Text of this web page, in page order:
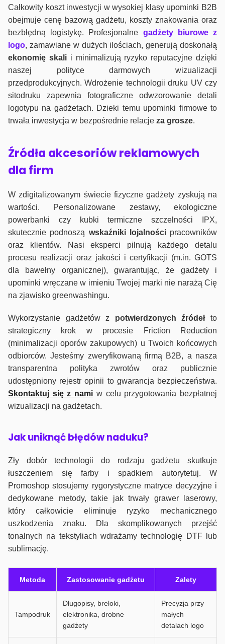
Całkowity koszt inwestycji w wysokiej klasy upominki B2B
obejmuje cenę bazową gadżetu, koszty znakowania oraz
bezbłędną logistykę. Profesjonalne gadżety biurowe z
logo, zamawiane w dużych ilościach, generują doskonałą
ekonomię skalii minimalizują ryzyko reputacyjne dzięki
naszej polityce darmowych wizualizacji
przedprodukcyjnych. Wdrożenie technologii druku UV czy
sitodruku zapewnia fotograficzne odwzorowanie detali
logotypu na gadżetach. Dzieki temu upominki firmowe to
trwała inwestycja w bezpośrednie relacje za grosze.
Źródła akcesoriów reklamowych
dla firm
W zdigitalizowanym świecie fizyczne gadżety zyskują na
wartości. Personalizowane zestawy, ekologiczne
powerbanki czy kubki termiczne szczelności IPX,
skutecznie podnoszą wskaźniki lojalnościpracowników
oraz klientów. Nasi eksperci pilnują każdego detalu
procesu realizacji oraz jakości i certyfikacji (m.in. GOTS
dla bawełny organicznej), gwarantując, że gadżety i
upominki wręczane w imieniu Twojej marki nie narażą Cię
na zjawisko greenwashingu.
Wykorzystanie gadżetów z potwierdzonych źródełto
strategiczny krok w procesie Friction Reduction
(minimalizacji oporów zakupowych) u Twoich końcowych
odbiorców. Jesteśmy zweryfikowaną firmą B2B, a nasza
transparentna polityka zwrotów oraz publicznie
udostępniony rejestr opinii to gwarancja bezpieczeństwa.
Skontaktuj się z nami w celu przygotowania bezpłatnej
wizualizacji na gadżetach.
Jak uniknąć błędów naduku?
Zły dobór technologii do rodzaju gadżetu skutkuje
łuszczeniem się farby i spadkiem autorytetuj. W
Promoshop stosujemy rygorystyczne matryce decyzyjne i
dedykowane metody, takie jak trwały grawer laserowy,
który całkowicie eliminuje ryzyko mechanicznego
uszkodzenia znaku. Dla skomplikowanych przejść
tonalnych na tekstyliach wdrażamy technologię DTF lub
sublimację.
Metoda Zastosowanie gadżetu Zalety
Tampodruk
Długopisy, breloki,
elektronika, drobne
gadżety
Precyzja przy
małych
detalach logo